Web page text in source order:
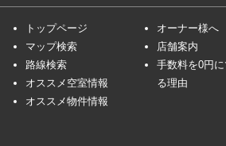
トップページ
マップ検索
路線検索
オススメ空室情報
オススメ物件情報
オーナー様へ
店舗案内
手数料を0円に
る理由